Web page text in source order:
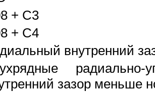
+ C3
+ C4
внутренний
радиально-
зазор меньше